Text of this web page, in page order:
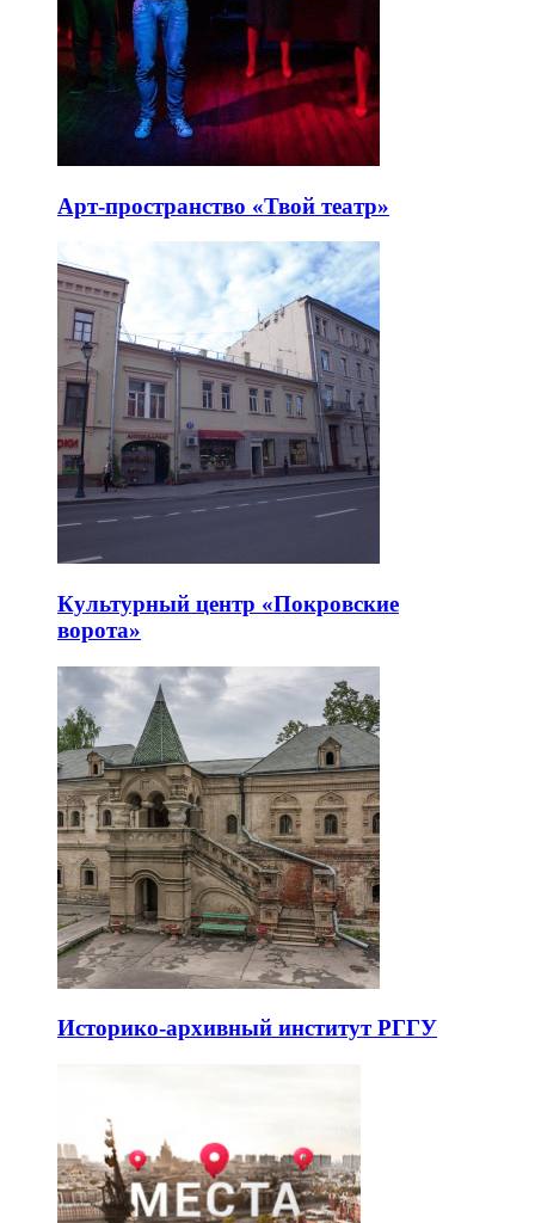
Арт-пространство «Твой театр»
Культурный центр «Покровские
ворота»
Историко-архивный институт РГГУ